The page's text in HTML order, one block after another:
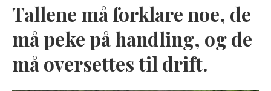
Tallene må forklare noe, de
må peke på handling, og de
må oversettes til drift.